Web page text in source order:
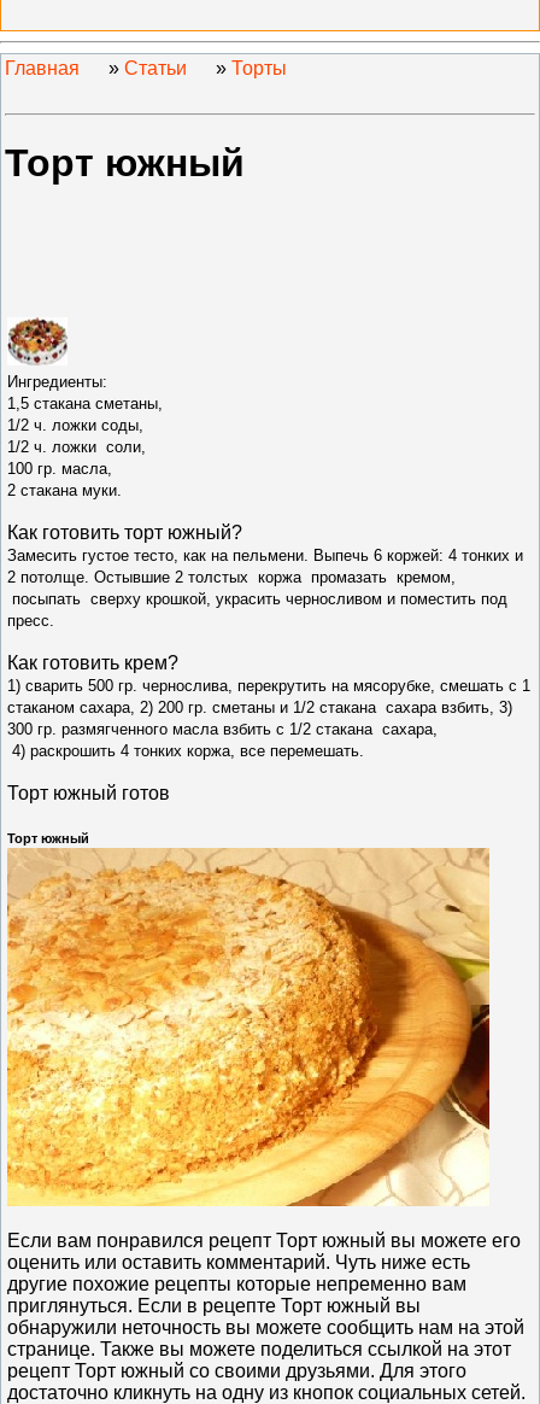
Главная » Статьи » Торты
Торт южный
Ингредиенты:
1,5 стакана сметаны,
1/2 ч. ложки соды,
1/2 ч. ложки соли,
100 гр. масла,
2 стакана муки.
Как готовить торт южный?
Замесить густое тесто, как на пельмени. Выпечь 6 коржей: 4 тонких и
2 потолще. Остывшие 2 толстых коржа промазать кремом,
посыпать сверху крошкой, украсить черносливом и поместить под
пресс.
Как готовить крем?
1) сварить 500 гр. чернослива, перекрутить на мясорубке, смешать с 1
стаканом сахара, 2) 200 гр. сметаны и 1/2 стакана сахара взбить, 3)
300 гр. размягченного масла взбить с 1/2 стакана сахара,
4) раскрошить 4 тонких коржа, все перемешать.
Торт южный готов
Торт южный
Если вам понравился рецепт Торт южный вы можете его
оценить или оставить комментарий. Чуть ниже есть
другие похожие рецепты которые непременно вам
приглянуться. Если в рецепте Торт южный вы
обнаружили неточность вы можете сообщить нам на этой
странице. Также вы можете поделиться ссылкой на этот
рецепт Торт южный со своими друзьями. Для этого
достаточно кликнуть на одну из кнопок социальных сетей.